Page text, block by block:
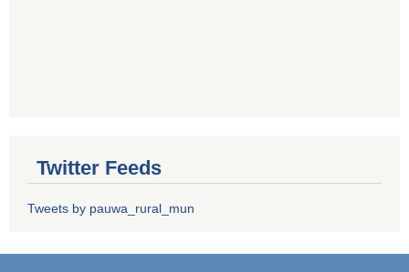
Twitter Feeds
Tweets by pauwa_rural_mun